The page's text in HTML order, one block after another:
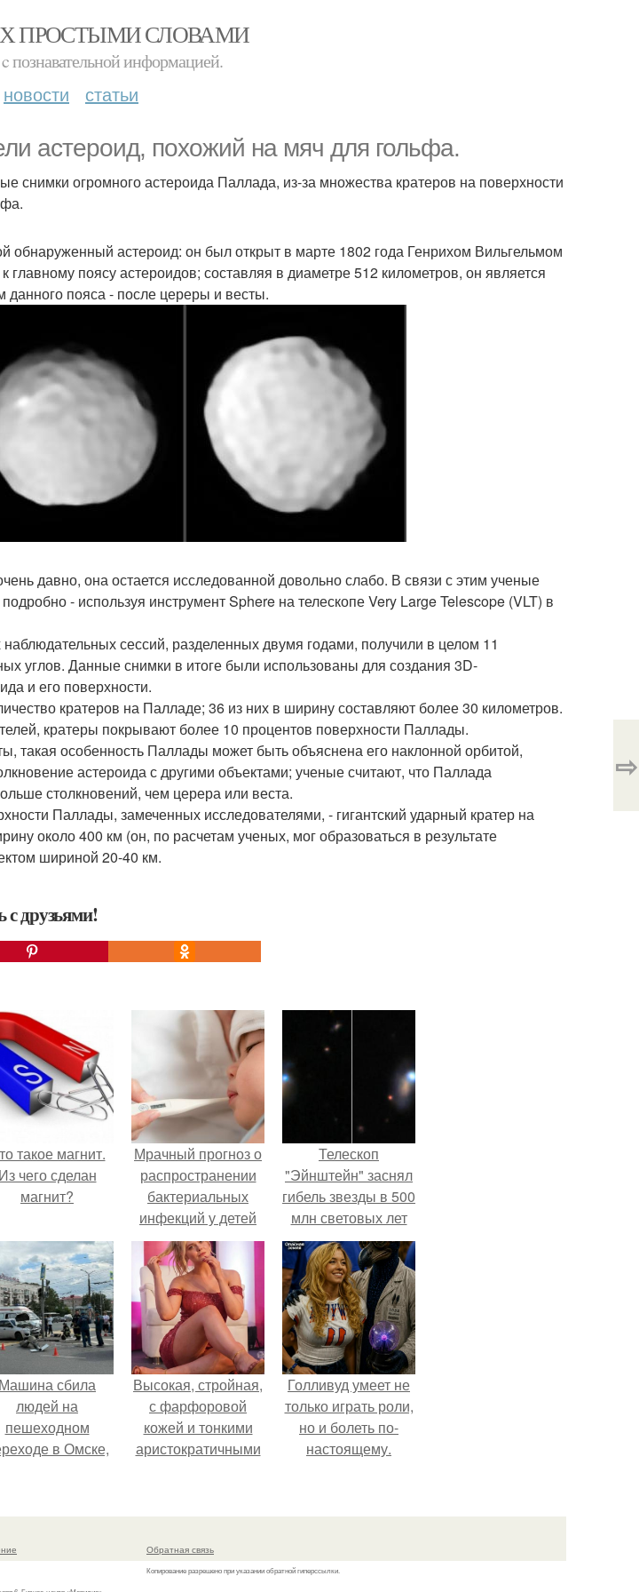
ПРОСТЫМИ СЛОВАМИ
познавательной информацией.
новости статьи
астероид, похожий на мяч для гольфа.
снимки огромного астероида Паллада, из-за множества кратеров на поверхности
обнаруженный астероид: он был открыт в марте 1802 года Генрихом Вильгельмом
главному поясу астероидов; составляя в диаметре 512 километров, он является
данного пояса - после цереры и весты.
давно, она остается исследованной довольно слабо. В связи с этим ученые
- используя инструмент Sphere на телескопе Very Large Telescope (VLT) в
сессий, разделенных двумя годами, получили в целом 11
углов. Данные снимки в итоге были использованы для создания 3D-
и его поверхности.
кратеров на Палладе; 36 из них в ширину составляют более 30 километров.
кратеры покрывают более 10 процентов поверхности Паллады.
такая особенность Паллады может быть объяснена его наклонной орбитой,
астероида с другими объектами; ученые считают, что Паллада
столкновений, чем церера или веста.
Паллады, замеченных исследователями, - гигантский ударный кратер на
около 400 км (он, по расчетам ученых, мог образоваться в результате
шириной 20-40 км.
с друзьями!
⇨
такое магнит.
Из чего сделан
магнит?
Мрачный прогноз о
распространении
бактериальных
инфекций у детей
вышел.
Телескоп
"Эйнштейн" заснял
гибель звезды в 500
млн световых лет
от земли.
Машина сбила
людей на
пешеходном
в Омске,
Высокая, стройная,
с фарфоровой
кожей и тонкими
аристократичными
сошла с полотна
Голливуд умеет не
только играть роли,
но и болеть по-
настоящему.
Обратная связь
Копирование разрешено при указании обратной гиперссылки.